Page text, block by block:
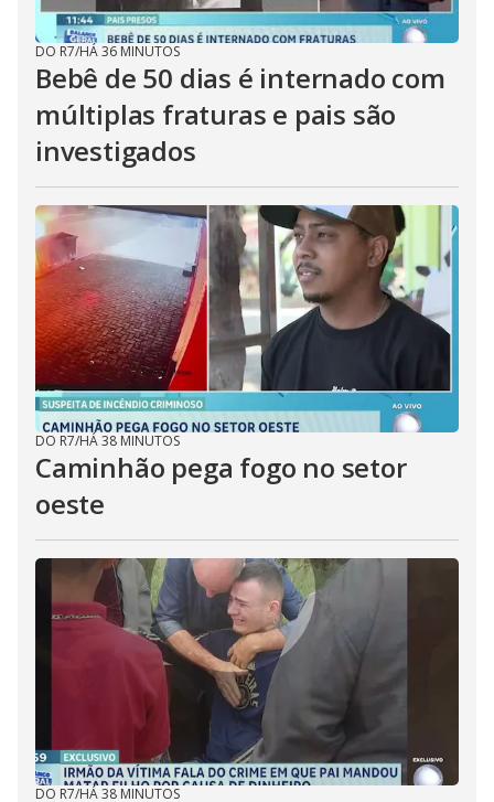
DO R7/HÁ 36 MINUTOS
Bebê de 50 dias é internado com
múltiplas fraturas e pais são
investigados
DO R7/HÁ 38 MINUTOS
Caminhão pega fogo no setor
oeste
DO R7/HÁ 38 MINUTOS